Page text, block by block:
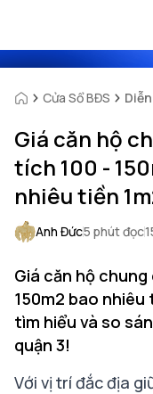
Cửa Sổ BĐS
Giá căn hộ
tích 100 -
nhiêu tiền
Anh Đức5 phút đọc
Giá căn hộ
150m2 bao nhiêu
tìm hiểu và so
quận 3!
Với vị trí đắc địa